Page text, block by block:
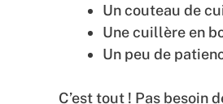
Un couteau de
Une cuillère en
Un peu de
C’est tout ! Pas besoin